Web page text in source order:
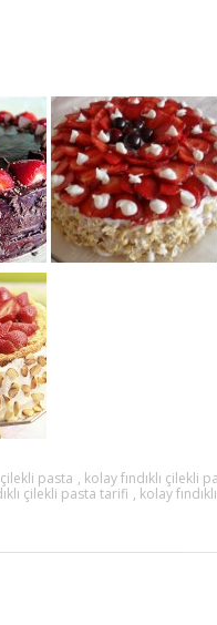
çilekli pasta , kolay fındıklı çilekli
çilekli pasta tarifi , kolay